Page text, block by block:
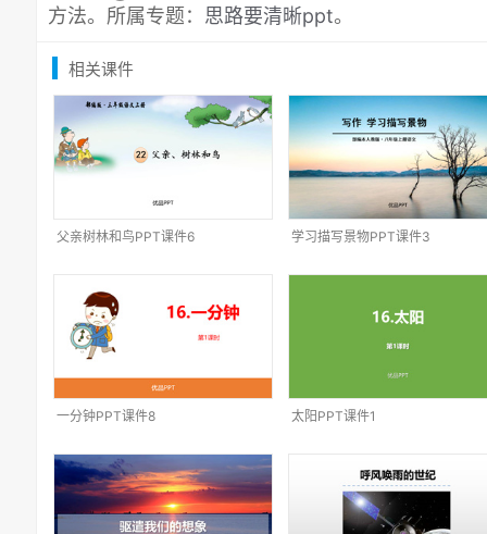
方法。所属专题： 思路要清晰ppt。
相关课件
父亲树林和鸟PPT课件6 学习描写景物PPT课件3
一分钟PPT课件8 太阳PPT课件1